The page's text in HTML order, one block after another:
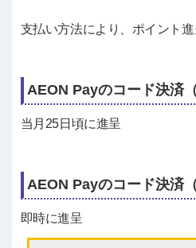
支払い方法により、ポイント進
AEON Payのコード決済
当月25日頃に進呈
AEON Payのコード決済
即時に進呈